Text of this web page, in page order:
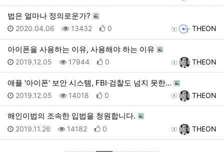
법은 얼마나 정의로운가?
등록자 THEON
등록일
2020.04.06 조회
13432 추천
0
아이폰을 사용하는 이유, 사용해야 하는 이유
등록자 THEON
등록일
2019.12.05 조회
17944 추천
0
애플 '아이폰' 보안 시스템, FBI·검찰도 넘지 못한…
등록자 THEON
등록일
2019.12.05 조회
14018 추천
0
해인이법의 조속한 입법을 청원합니다.
등록자 THEON
등록일
2019.11.26 조회
14182 추천
0